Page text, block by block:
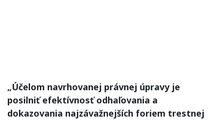
„Účelom navrhovanej právnej úpravy je
posilniť efektívnosť odhaľovania a
dokazovania najzávažnejších foriem trestnej